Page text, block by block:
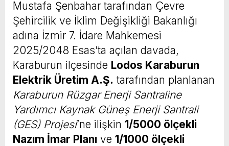
Mustafa Şenbahar tarafından Çevre
Şehircilik ve İklim Değişikliği Bakanlığı
adına İzmir 7. İdare Mahkemesi
2025/2048 Esas’ta açılan davada,
Karaburun ilçesinde Lodos Karaburun
Elektrik Üretim A.Ş. tarafından planlanan
Karaburun Rüzgar Enerji Santraline
Yardımcı Kaynak Güneş Enerji Santrali
(GES) Projesi’ne ilişkin 1/5000 ölçekli
Nazım İmar Planı ve 1/1000 ölçekli